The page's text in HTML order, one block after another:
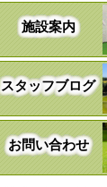
施設案内
スタッフブログ
お問い合わせ